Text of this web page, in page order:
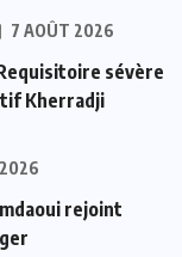
7 AOÛT 2026
sévère
Kherradji
rejoint